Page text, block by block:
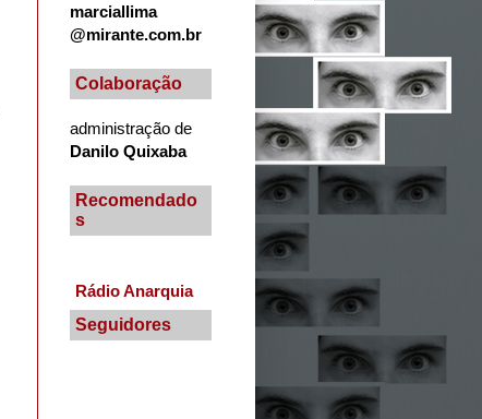
marciallima
@mirante.com.br
Colaboração
administração de
Danilo Quixaba
Recomendado
s
Rádio Anarquia
Seguidores